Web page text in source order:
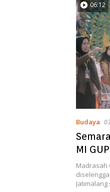
06:12
Budaya
MI
Madrasah